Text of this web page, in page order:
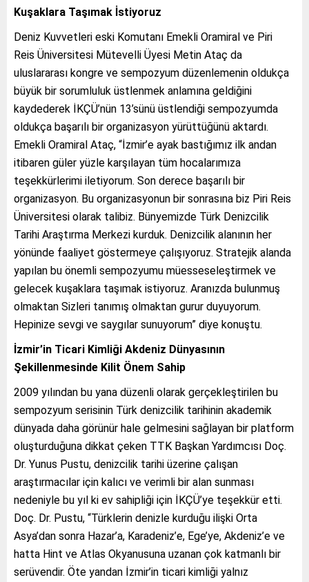
Kuşaklara Taşımak İstiyoruz
Deniz Kuvvetleri eski Komutanı Emekli Oramiral ve Piri
Reis Üniversitesi Mütevelli Üyesi Metin Ataç da
uluslararası kongre ve sempozyum düzenlemenin oldukça
büyük bir sorumluluk üstlenmek anlamına geldiğini
kaydederek İKÇÜ’nün 13’sünü üstlendiği sempozyumda
oldukça başarılı bir organizasyon yürüttüğünü aktardı.
Emekli Oramiral Ataç, “İzmir’e ayak bastığımız ilk andan
itibaren güler yüzle karşılayan tüm hocalarımıza
teşekkürlerimi iletiyorum. Son derece başarılı bir
organizasyon. Bu organizasyonun bir sonrasına biz Piri Reis
Üniversitesi olarak talibiz. Bünyemizde Türk Denizcilik
Tarihi Araştırma Merkezi kurduk. Denizcilik alanının her
yönünde faaliyet göstermeye çalışıyoruz. Stratejik alanda
yapılan bu önemli sempozyumu müesseseleştirmek ve
gelecek kuşaklara taşımak istiyoruz. Aranızda bulunmuş
olmaktan Sizleri tanımış olmaktan gurur duyuyorum.
Hepinize sevgi ve saygılar sunuyorum” diye konuştu.
İzmir’in Ticari Kimliği Akdeniz Dünyasının
Şekillenmesinde Kilit Önem Sahip
2009 yılından bu yana düzenli olarak gerçekleştirilen bu
sempozyum serisinin Türk denizcilik tarihinin akademik
dünyada daha görünür hale gelmesini sağlayan bir platform
oluşturduğuna dikkat çeken TTK Başkan Yardımcısı Doç.
Dr. Yunus Pustu, denizcilik tarihi üzerine çalışan
araştırmacılar için kalıcı ve verimli bir alan sunması
nedeniyle bu yıl ki ev sahipliği için İKÇÜ’ye teşekkür etti.
Doç. Dr. Pustu, “Türklerin denizle kurduğu ilişki Orta
Asya’dan sonra Hazar’a, Karadeniz’e, Ege’ye, Akdeniz’e ve
hatta Hint ve Atlas Okyanusuna uzanan çok katmanlı bir
serüvendir. Öte yandan İzmir’in ticari kimliği yalnız